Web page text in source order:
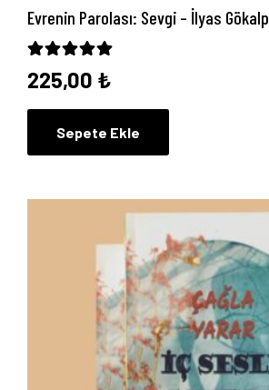
İletişim
Evrenin Parolası: Sevgi – İlyas Gökalp
225,00 ₺
Sepete Ekle